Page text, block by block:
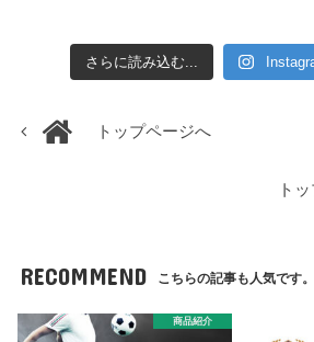
さらに読み込む...
トップページへ
ト
RECOMMEND こちらの記事も人気です。
商品紹介